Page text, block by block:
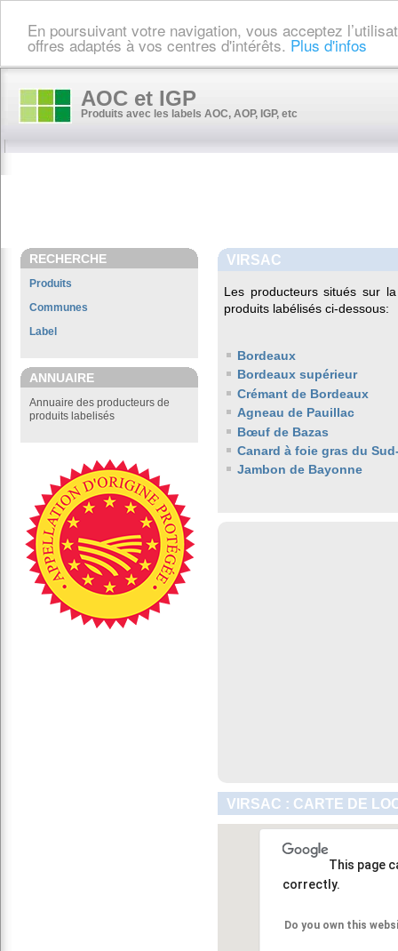
En poursuivant votre navigation, vous acceptez
offres adaptés à vos centres d'intérêts. Plus d'infos
AOC et IGP
Produits avec les labels AOC, AOP, IGP, etc
RECHERCHE
Produits
Communes
Label
ANNUAIRE
Annuaire des producteurs de
produits labelisés
VIRSAC
Les producteurs situés sur
produits labélisés ci-dessous:
Bordeaux
Bordeaux supérieur
Crémant de Bordeaux
Agneau de Pauillac
Bœuf de Bazas
Canard à foie gras du
Jambon de Bayonne
VIRSAC : CARTE DE
This page
correctly.
Do you own this